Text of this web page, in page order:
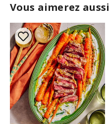
Vous aimerez aussi